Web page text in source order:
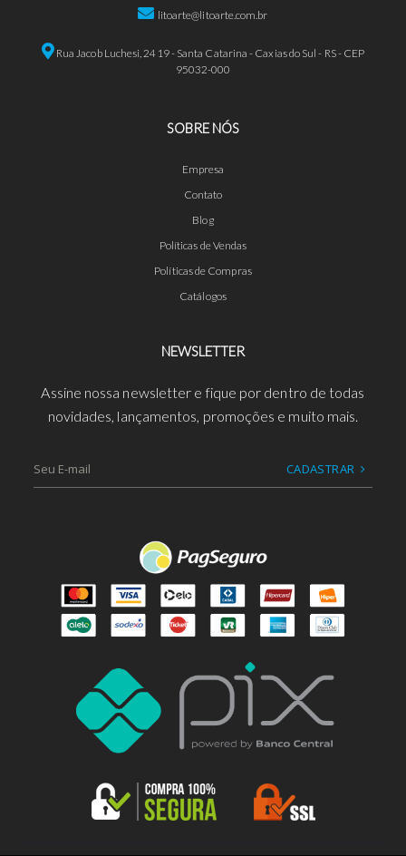
litoarte@litoarte.com.br
Rua Jacob Luchesi, 2419 - Santa Catarina - Caxias do Sul - RS - CEP
95032-000
SOBRE NÓS
Empresa
Contato
Blog
Políticas de Vendas
Políticas de Compras
Catálogos
NEWSLETTER
Assine nossa newsletter e fique por dentro de todas
novidades, lançamentos, promoções e muito mais.
CADASTRAR